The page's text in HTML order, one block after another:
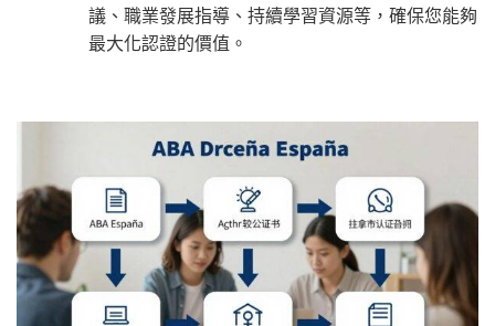
議、職業發展指導、持續學習資源等，確保您能夠
最大化認證的價值。